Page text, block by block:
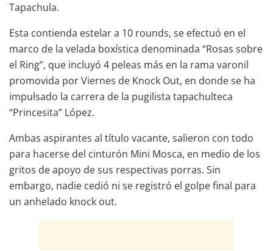
Tapachula.
Esta contienda estelar a 10 rounds, se efectuó en el
marco de la velada boxística denominada “Rosas sobre
el Ring”, que incluyó 4 peleas más en la rama varonil
promovida por Viernes de Knock Out, en donde se ha
impulsado la carrera de la pugilista tapachulteca
“Princesita” López.
Ambas aspirantes al título vacante, salieron con todo
para hacerse del cinturón Mini Mosca, en medio de los
gritos de apoyo de sus respectivas porras. Sin
embargo, nadie cedió ni se registró el golpe final para
un anhelado knock out.